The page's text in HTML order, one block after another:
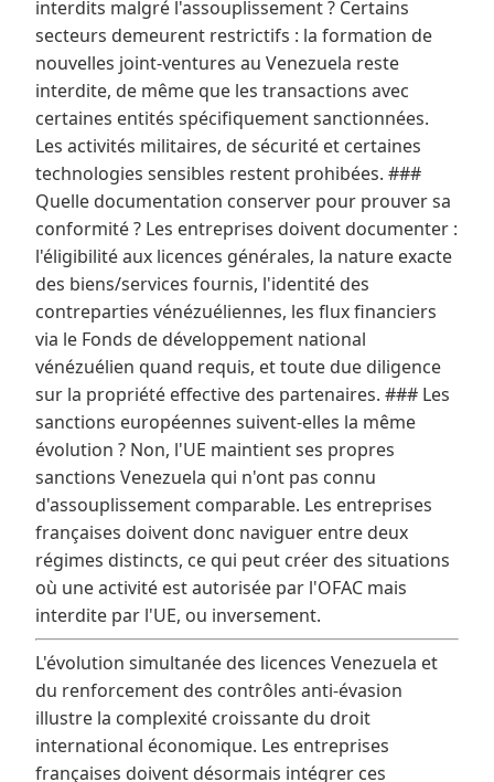
interdits malgré l'assouplissement ? Certains
secteurs demeurent restrictifs : la formation de
nouvelles joint-ventures au Venezuela reste
interdite, de même que les transactions avec
certaines entités spécifiquement sanctionnées.
Les activités militaires, de sécurité et certaines
technologies sensibles restent prohibées. ###
Quelle documentation conserver pour prouver sa
conformité ? Les entreprises doivent documenter :
l'éligibilité aux licences générales, la nature exacte
des biens/services fournis, l'identité des
contreparties vénézuéliennes, les flux financiers
via le Fonds de développement national
vénézuélien quand requis, et toute due diligence
sur la propriété effective des partenaires. ### Les
sanctions européennes suivent-elles la même
évolution ? Non, l'UE maintient ses propres
sanctions Venezuela qui n'ont pas connu
d'assouplissement comparable. Les entreprises
françaises doivent donc naviguer entre deux
régimes distincts, ce qui peut créer des situations
où une activité est autorisée par l'OFAC mais
interdite par l'UE, ou inversement.
L'évolution simultanée des licences Venezuela et
du renforcement des contrôles anti-évasion
illustre la complexité croissante du droit
international économique. Les entreprises
françaises doivent désormais intégrer ces